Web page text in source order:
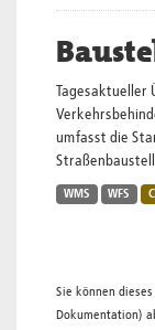
umfasst die
WMS WFS
Sie können
Dokumentation)